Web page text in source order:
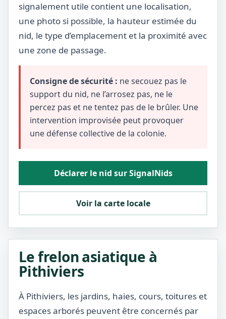
signalement utile contient une localisation,
une photo si possible, la hauteur estimée du
nid, le type d’emplacement et la proximité avec
une zone de passage.
Consigne de sécurité : ne secouez pas le
support du nid, ne l’arrosez pas, ne le
percez pas et ne tentez pas de le brûler. Une
intervention improvisée peut provoquer
une défense collective de la colonie.
Déclarer le nid sur SignalNids
Voir la carte locale
Le frelon asiatique à
Pithiviers
À Pithiviers, les jardins, haies, cours, toitures et
espaces arborés peuvent être concernés par